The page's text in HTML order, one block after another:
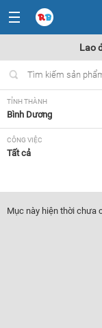
Lao
TỈNH THÀNH
Bình Dương
CÔNG VIỆC
Tất cả
Tất cả
Mục này hiện thời chưa